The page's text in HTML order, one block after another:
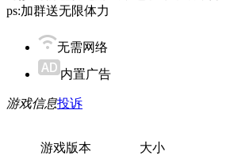
ps:加群送无限体力
无需网络
内置广告
游戏信息投诉
游戏版本 大小